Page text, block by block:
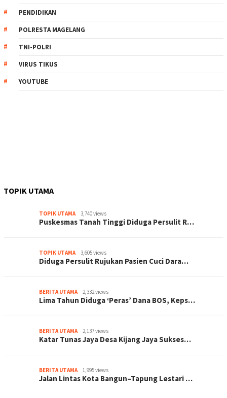
PENDIDIKAN
POLRESTA MAGELANG
TNI-POLRI
VIRUS TIKUS
YOUTUBE
TOPIK UTAMA
TOPIK UTAMA 3,740 views
Puskesmas Tanah Tinggi Diduga Persulit R…
TOPIK UTAMA 3,605 views
Diduga Persulit Rujukan Pasien Cuci Dara…
BERITA UTAMA 2,332 views
Lima Tahun Diduga ‘Peras’ Dana BOS, Keps…
BERITA UTAMA 2,137 views
Katar Tunas Jaya Desa Kijang Jaya Sukses…
BERITA UTAMA 1,995 views
Jalan Lintas Kota Bangun–Tapung Lestari …